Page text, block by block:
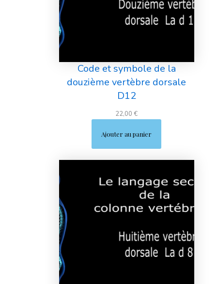
Code et symbole de la
douzième vertèbre dorsale
D12
22,00€
Ajouter au panier